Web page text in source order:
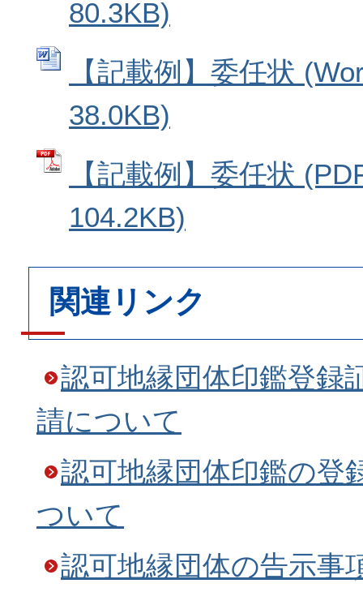
80.3KB)
【記載例】委任状
38.0KB)
【記載例】委任状
104.2KB)
関連リンク
認可地縁団体印鑑登録
請について
認可地縁団体印鑑の登
ついて
認可地縁団体の告示事